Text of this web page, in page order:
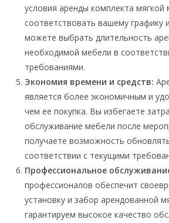
условия аренды комплекта
соответствовать вашему графику
можете выбрать длительность
необходимой мебели в
требованиями.
Экономия времени и средств:
является более экономичным и
чем ее покупка. Вы избегаете
обслуживание мебели после
получаете возможность
соответствии с текущими
Профессиональное
профессионалов обеспечит
установку и забор арендованной
гарантируем высокое качество